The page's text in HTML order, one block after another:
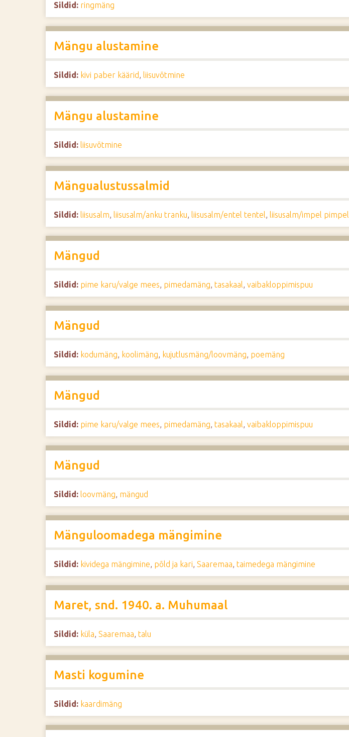
Sildid: ringmäng
Mängu alustamine
Sildid: kivi paber käärid,liisuvõtmine
Mängu alustamine
Sildid: liisuvõtmine
Mängualustussalmid
Sildid: liisusalm,liisusalm/anku tranku,liisusalm/entel tentel,liisusalm/impel pimpel
Mängud
Sildid: pime karu/valge mees, pimedamäng,tasakaal,vaibakloppimispuu
Mängud
Sildid: kodumäng, koolimäng, kujutlusmäng/loovmäng, poemäng
Mängud
Sildid: pime karu/valge mees, pimedamäng,tasakaal,vaibakloppimispuu
Mängud
Sildid: loovmäng, mängud
Mänguloomadega mängimine
Sildid: kividega mängimine, põld ja kari,Saaremaa,taimedega mängimine
Maret, snd. 1940. a. Muhumaal
Sildid: küla,Saaremaa,talu
Masti kogumine
Sildid: kaardimäng